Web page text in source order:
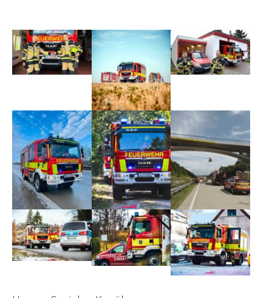
Show larger versionShow larger versionShow larger version
Show larger versionShow larger versionShow larger version
Show larger versionShow larger versionShow larger version